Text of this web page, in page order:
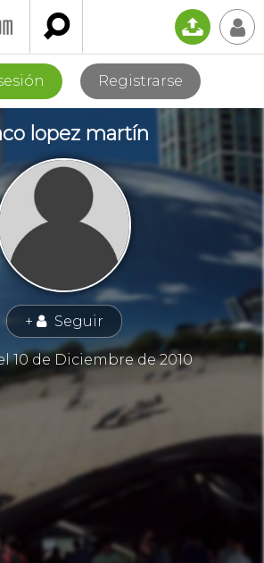
 📤 👤
Registrarse
lopez martín
+ 👤 Seguir
10 de Diciembre de 2010